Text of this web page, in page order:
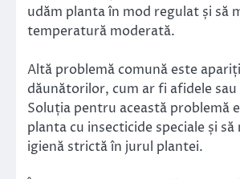
udăm planta în mod regulat și să
temperatură moderată.
Altă problemă comună este
dăunătorilor, cum ar fi afidele sau
Soluția pentru această problemă
planta cu insecticide speciale și
igienă strictă în jurul plantei.